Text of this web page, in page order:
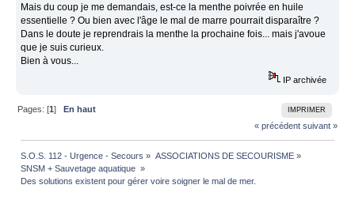
Mais du coup je me demandais, est-ce la menthe poivrée en huile
essentielle ? Ou bien avec l'âge le mal de marre pourrait disparaître ?
Dans le doute je reprendrais la menthe la prochaine fois... mais j'avoue
que je suis curieux.
Bien à vous...
IP archivée
IMPRIMER
Pages: [1]En haut
« précédent suivant »
S.O.S. 112 - Urgence - Secours » ASSOCIATIONS DE SECOURISME»
SNSM + Sauvetage aquatique »
Des solutions existent pour gérer voire soigner le mal de mer.